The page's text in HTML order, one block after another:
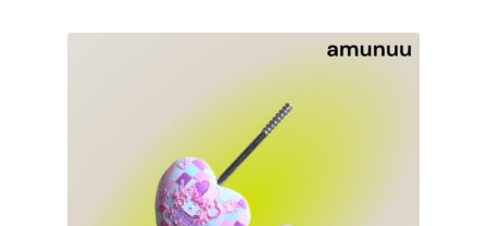
特定商取引法に基づく表記